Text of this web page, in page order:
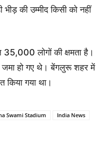
की उम्मीद किसी को नहीं
लोगों की क्षमता है।
हो गए थे। बेंगलुरू शहर में
किया गया था।
Swami Stadium
India News